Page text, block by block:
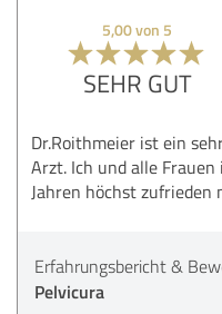
5,00 von 5
SEHR GUT
Dr.Roithmeier ist ein
Arzt. Ich und alle
Jahren höchst zufrieden
Erfahrungsbericht &
Pelvicura